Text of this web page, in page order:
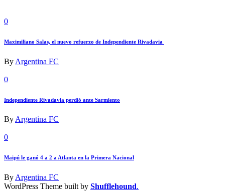
0
Maximiliano Salas, el nuevo refuerzo de Independiente Rivadavia
By Argentina FC
0
Independiente Rivadavia perdió ante Sarmiento
ByArgentina FC
0
Maipú le ganó 4 a 2 a Atlanta en la Primera Nacional
ByArgentina FC
WordPress Theme built by Shufflehound.